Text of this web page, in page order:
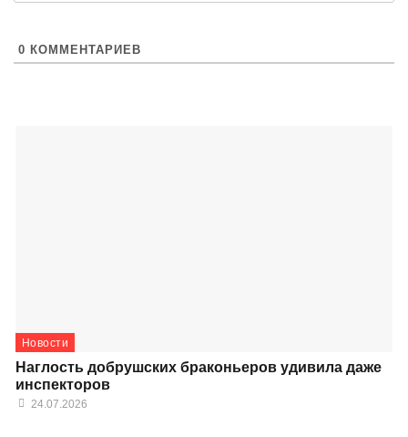
0 КОММЕНТАРИЕВ
Новости
Наглость добрушских браконьеров удивила даже
инспекторов
24.07.2026